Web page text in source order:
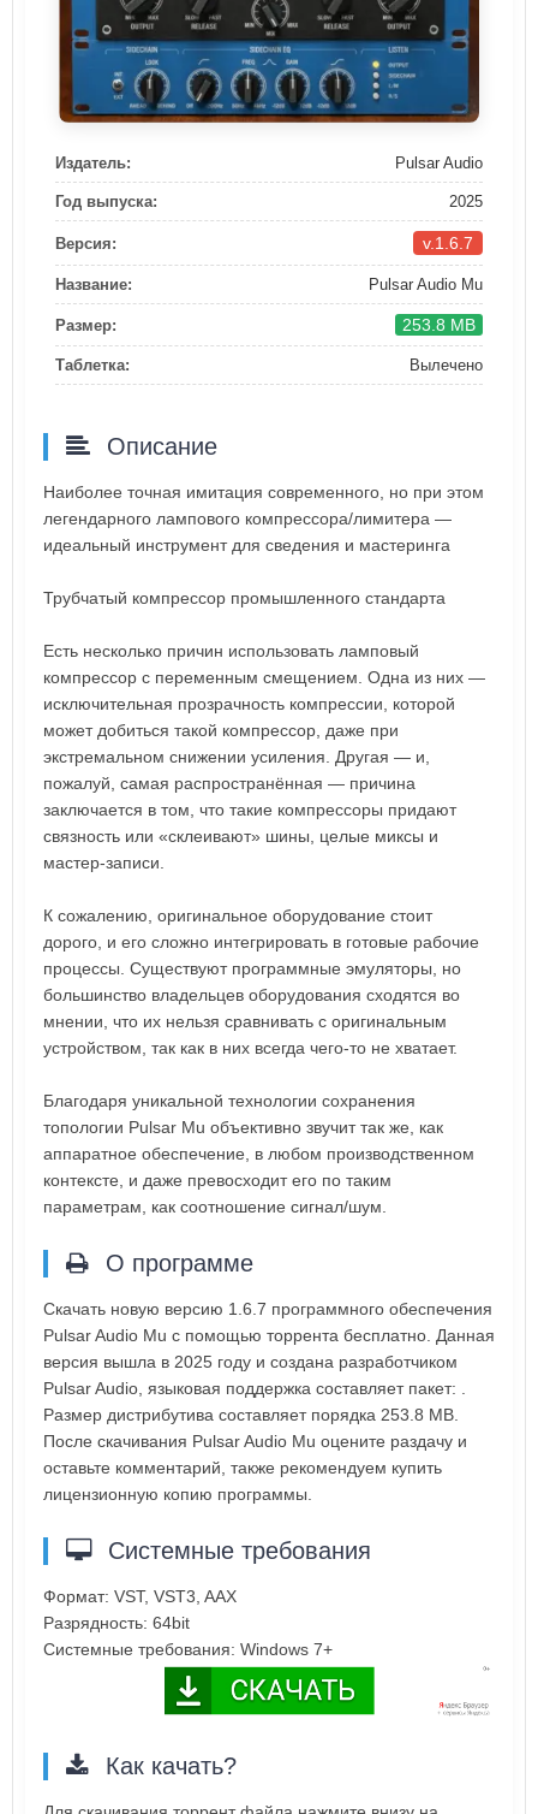
Издатель: Pulsar Audio
Год выпуска: 2025
Версия: v.1.6.7
Название: Pulsar Audio Mu
Размер: 253.8 MB
Таблетка: Вылечено
Описание
Наиболее точная имитация современного, но при этом
легендарного лампового компрессора/лимитера —
идеальный инструмент для сведения и мастеринга
Трубчатый компрессор промышленного стандарта
Есть несколько причин использовать ламповый
компрессор с переменным смещением. Одна из них —
исключительная прозрачность компрессии, которой
может добиться такой компрессор, даже при
экстремальном снижении усиления. Другая — и,
пожалуй, самая распространённая — причина
заключается в том, что такие компрессоры придают
связность или «склеивают» шины, целые миксы и
мастер-записи.
К сожалению, оригинальное оборудование стоит
дорого, и его сложно интегрировать в готовые рабочие
процессы. Существуют программные эмуляторы, но
большинство владельцев оборудования сходятся во
мнении, что их нельзя сравнивать с оригинальным
устройством, так как в них всегда чего-то не хватает.
Благодаря уникальной технологии сохранения
топологии Pulsar Mu объективно звучит так же, как
аппаратное обеспечение, в любом производственном
контексте, и даже превосходит его по таким
параметрам, как соотношение сигнал/шум.
О программе
Скачать новую версию 1.6.7 программного обеспечения
Pulsar Audio Mu с помощью торрента бесплатно. Данная
версия вышла в 2025 году и создана разработчиком
Pulsar Audio, языковая поддержка составляет пакет: .
Размер дистрибутива составляет порядка 253.8 MB.
После скачивания Pulsar Audio Mu оцените раздачу и
оставьте комментарий, также рекомендуем купить
лицензионную копию программы.
Системные требования
Формат: VST, VST3, AAX
Разрядность: 64bit
Системные требования: Windows 7+
Как качать?